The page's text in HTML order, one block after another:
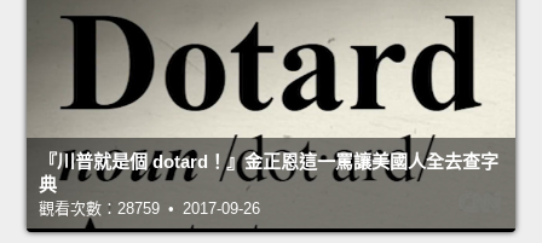
『川普就是個 dotard！』金正恩這一罵讓美國人全去查字
典
觀看次數：28759 • 2017-09-26